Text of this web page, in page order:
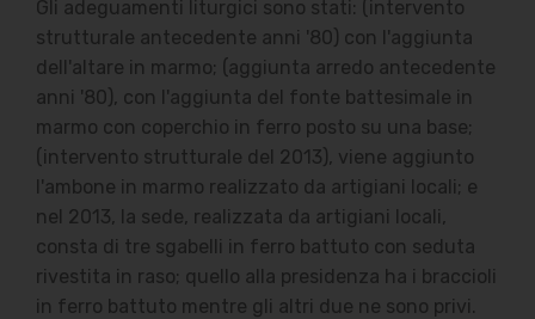
Gli adeguamenti liturgici sono stati: (intervento
strutturale antecedente anni '80) con l'aggiunta
dell'altare in marmo; (aggiunta arredo antecedente
anni '80), con l'aggiunta del fonte battesimale in
marmo con coperchio in ferro posto su una base;
(intervento strutturale del 2013), viene aggiunto
l'ambone in marmo realizzato da artigiani locali; e
nel 2013, la sede, realizzata da artigiani locali,
consta di tre sgabelli in ferro battuto con seduta
rivestita in raso; quello alla presidenza ha i braccioli
in ferro battuto mentre gli altri due ne sono privi.